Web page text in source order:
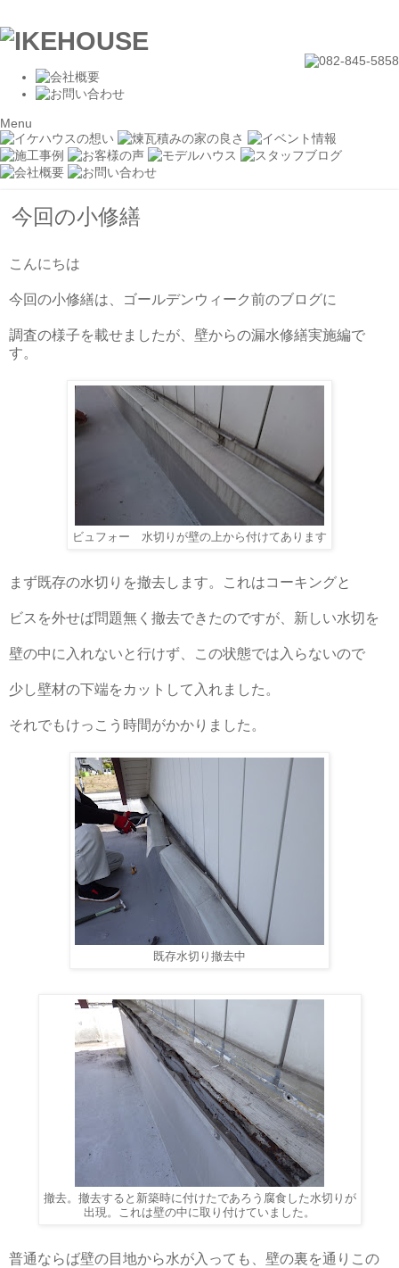
Menu
今回の小修繕
こんにちは
今回の小修繕は、ゴールデンウィーク前のブログに
調査の様子を載せましたが、壁からの漏水修繕実施編で
す。
ビュフォー 水切りが壁の上から付けてあります
まず既存の水切りを撤去します。これはコーキングと
ビスを外せば問題無く撤去できたのですが、新しい水切を
壁の中に入れないと行けず、この状態では入らないので
少し壁材の下端をカットして入れました。
それでもけっこう時間がかかりました。
既存水切り撤去中
撤去。撤去すると新築時に付けたであろう腐食した水切りが
出現。これは壁の中に取り付けていました。
普通ならば壁の目地から水が入っても、壁の裏を通りこの